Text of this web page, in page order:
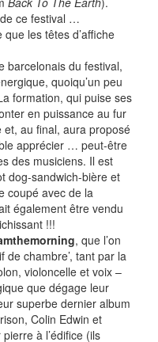
ce festival …
les têtes d’affiche
barcelonais du festival,
quoiqu’un peu
formation, qui puise ses
en puissance au fur
au final, aura proposé
apprécier … peut-être
des musiciens. Il est
dog-sandwich-bière et
coupé avec de la
également être vendu
!!!
, que l’on
de chambre’, tant par la
violoncelle et voix –
que dégage leur
superbe dernier album
Colin Edwin et
à l’édifice (ils